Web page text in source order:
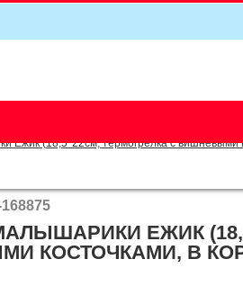
Ежик (18,5*22см, термогрелка с вишневыми
ЕЖИК
КОСТОЧКАМИ, В